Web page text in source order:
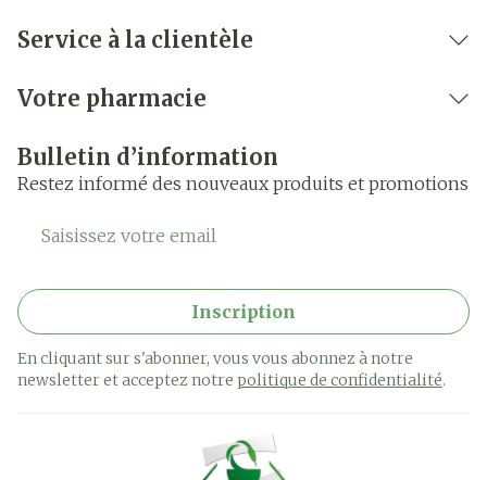
Service à la clientèle
Votre pharmacie
Bulletin d’information
Restez informé des nouveaux produits et promotions
Adresse mail
Inscription
En cliquant sur s'abonner, vous vous abonnez à notre
newsletter et acceptez notre politique de confidentialité.